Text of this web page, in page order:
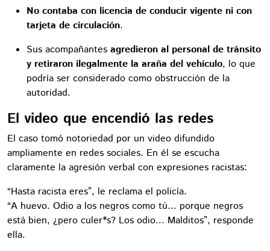
No contaba con licencia de conducir vigente ni con
tarjeta de circulación.
Sus acompañantes agredieron al personal de tránsito
y retiraron ilegalmente la araña del vehículo, lo que
podría ser considerado como obstrucción de la
autoridad.
El video que encendió las redes
El caso tomó notoriedad por un video difundido
ampliamente en redes sociales. En él se escucha
claramente la agresión verbal con expresiones racistas:
“Hasta racista eres”, le reclama el policía.
“A huevo. Odio a los negros como tú... porque negros
está bien, ¿pero culer*s? Los odio... Malditos”, responde
ella.